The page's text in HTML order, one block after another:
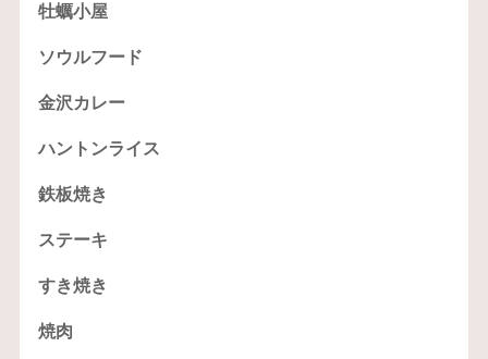
牡蠣小屋
ソウルフード
金沢カレー
ハントンライス
鉄板焼き
ステーキ
すき焼き
焼肉